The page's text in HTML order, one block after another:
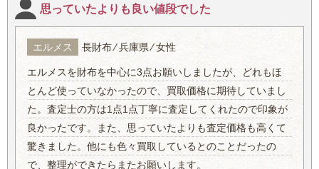
思っていたよりも良い値段でした
エルメス 長財布 ⁄ 兵庫県 ⁄ 女性
エルメスを財布を中心に3点お願いしましたが、どれもほ
とんど使っていなかったので、買取価格に期待していまし
た。査定士の方は1点1点丁寧に査定してくれたので印象が
良かったです。また、思っていたよりも査定価格も高くて
驚きました。他にも色々買取しているとのことだったの
で、整理ができたらまたお願いします。